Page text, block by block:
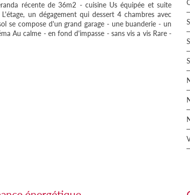
récente de 36m2 - cuisine Us équipée et suite
un dégagement qui dessert 4 chambres avec
se compose d'un grand garage - une buanderie - un
Au calme - en fond d'impasse - sans vis a vis Rare -